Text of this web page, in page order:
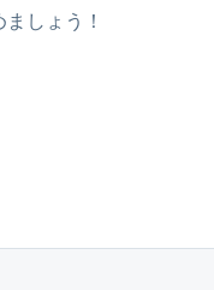
しょう！